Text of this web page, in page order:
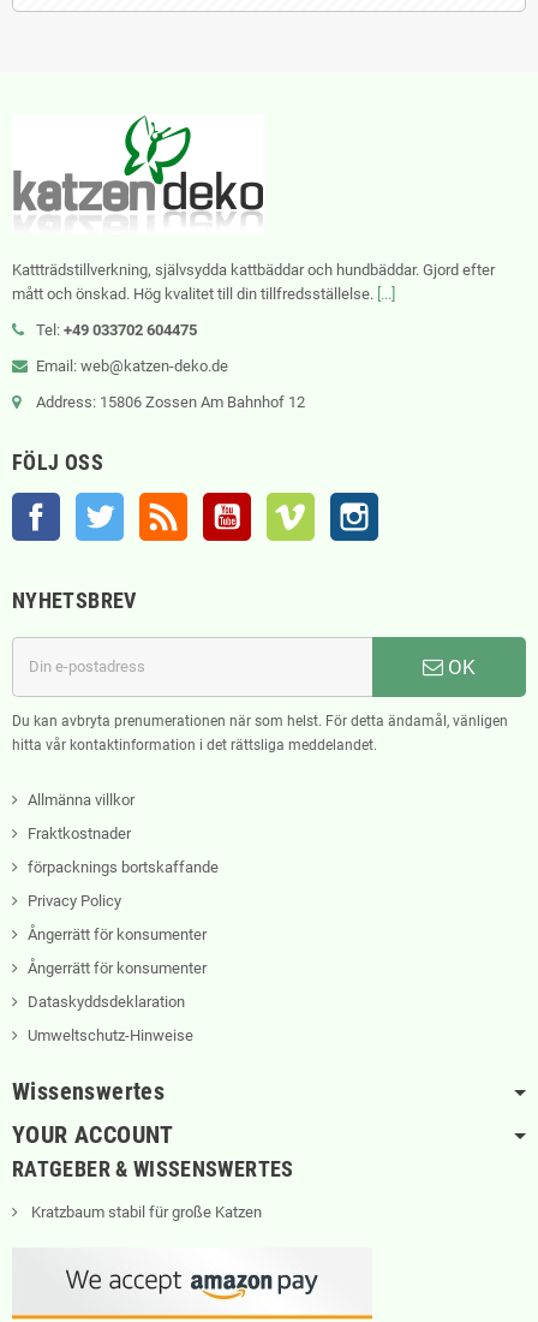
Kattträdstillverkning, självsydda kattbäddar och hundbäddar. Gjord efter
mått och önskad. Hög kvalitet till din tillfredsställelse. [...]
Tel: +49 033702 604475
Email: web@katzen-deko.de
Address: 15806 Zossen Am Bahnhof 12
FÖLJ OSS
Facebook Twitter RSS YouTube Vimeo
NYHETSBREV
OK
Du kan avbryta prenumerationen när som helst. För detta ändamål, vänligen
hitta vår kontaktinformation i det rättsliga meddelandet.
Allmänna villkor
Fraktkostnader
förpacknings bortskaffande
Privacy Policy
Ångerrätt för konsumenter
Ångerrätt för konsumenter
Dataskyddsdeklaration
Umweltschutz-Hinweise
Wissenswertes
YOUR ACCOUNT
RATGEBER & WISSENSWERTES
Kratzbaum stabil für große Katzen